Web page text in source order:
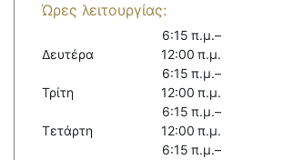
Ώρες λειτουργίας:
Δευτέρα
6:15 π.μ.–
12:00 π.μ.
Τρίτη
6:15 π.μ.–
12:00 π.μ.
Τετάρτη
6:15 π.μ.–
12:00 π.μ.
6:15 π.μ.–